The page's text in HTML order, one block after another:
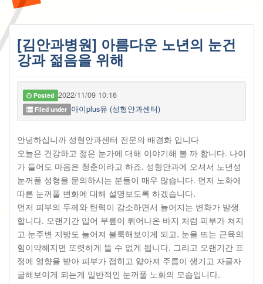
[김안과병원] 아름다운 노년의 눈건
강과 젊음을 위해
Posted 2022/11/09 10:16
Filed under 아이plus유 (성형안과센터)
안녕하십니까 성형안과센터 전문의 배경화 입니다
오늘은 건강하고 젊은 눈가에 대해 이야기해 볼 까 합니다. 나이
가 들어도 마음은 청춘이라고 하죠. 성형안과에 오셔서 노년성
눈꺼풀 성형을 문의하시는 분들이 매우 많습니다. 먼저 노화에
따른 눈꺼풀 변화에 대해 설명보도록 하겠습니다.
먼저 피부의 두께와 탄력이 감소하면서 늘어지는 변화가 발생
합니다. 오랜기간 입어 무릎이 튀어나온 바지 처럼 피부가 쳐지
고 눈주변 지방도 늘어져 불룩해보이게 되고, 눈을 뜨는 근육의
힘이약해지면 또렷하게 뜰 수 없게 됩니다. 그리고 오랜기간 표
정에 영향을 받아 피부가 접히고 얇아져 주름이 생기고 자글자
글해보이게 되는게 일반적인 눈꺼풀 노화의 모습입니다.